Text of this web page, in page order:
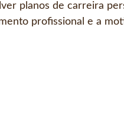
planos de carreira
profissional e a